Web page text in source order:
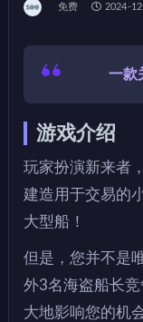
免费 2024-
一款
游戏介绍
玩家扮演新来者
建造用于交易的
大型船！
但是，您并不是
外3名海盗船长
大地影响您的机